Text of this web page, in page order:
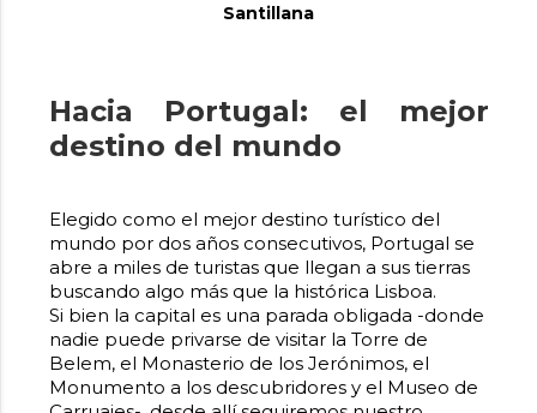
Santillana
Hacia Portugal: el mejor
destino del mundo
Elegido como el mejor destino turístico del
mundo por dos años consecutivos, Portugal se
abre a miles de turistas que llegan a sus tierras
buscando algo más que la histórica Lisboa.
Si bien la capital es una parada obligada -donde
nadie puede privarse de visitar la Torre de
Belem, el Monasterio de los Jerónimos, el
Monumento a los descubridores y el Museo de